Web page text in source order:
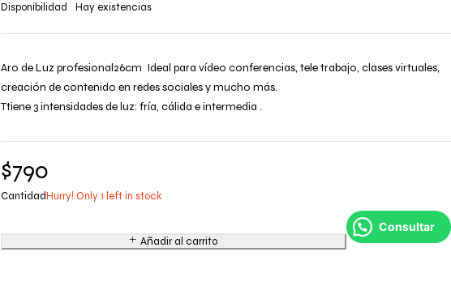
Disponibilidad Hay existencias
Aro de Luz profesional26cm Ideal para vídeo conferencias, tele trabajo, clases virtuales,
creación de contenido en redes sociales y mucho más.
Ttiene 3 intensidades de luz: fría, cálida e intermedia .
$790
CantidadHurry! Only 1 left in stock
Añadir al carrito
Consultar